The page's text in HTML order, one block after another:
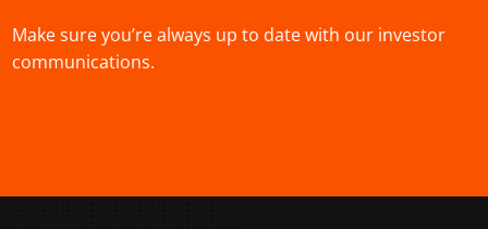
Make sure you’re always up to date with our investor
communications.